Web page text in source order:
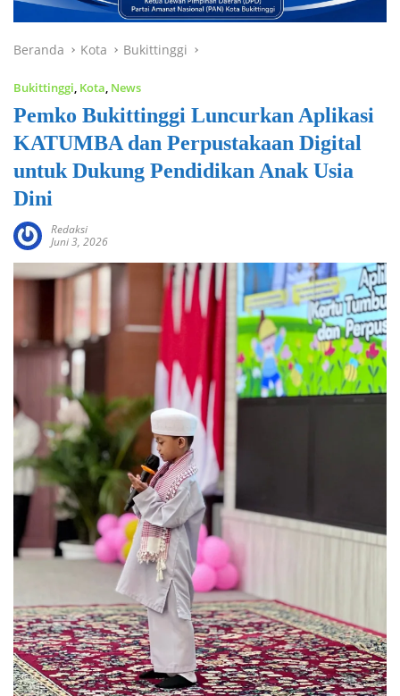
Beranda Kota Bukittinggi
Bukittinggi Kota News
Pemko Bukittinggi Luncurkan Aplikasi
KATUMBA dan Perpustakaan Digital
untuk Dukung Pendidikan Anak Usia
Dini
Redaksi
Juni 3, 2026